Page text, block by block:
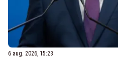
6 aug. 2026, 15:23